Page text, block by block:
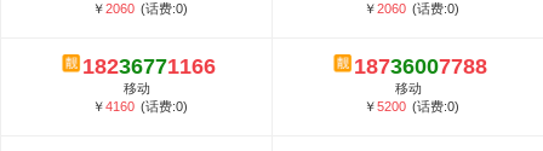
￥2060 (话费:0)
￥2060 (话费:0)
18236771166
移动
￥4160 (话费:0)
18736007788
移动
￥5200 (话费:0)